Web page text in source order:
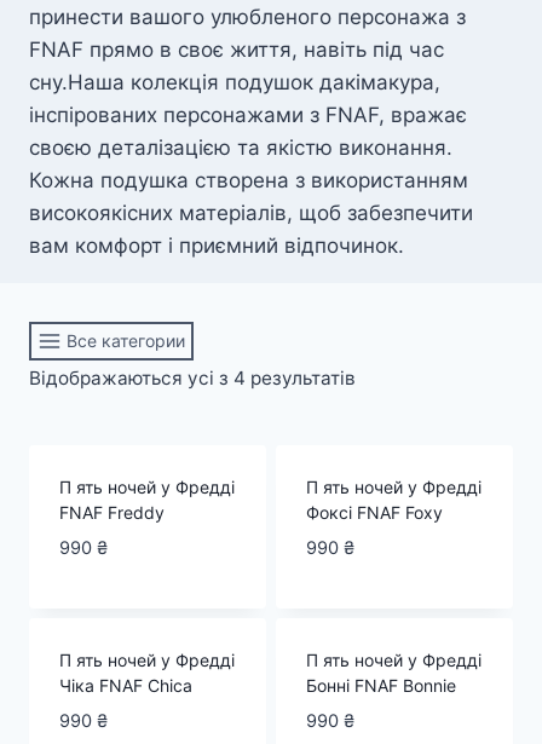
принести вашого улюбленого персонажа з
FNAF прямо в своє життя, навіть під час
сну.Наша колекція подушок дакімакура,
інспірованих персонажами з FNAF, вражає
своєю деталізацією та якістю виконання.
Кожна подушка створена з використанням
високоякісних матеріалів, щоб забезпечити
вам комфорт і приємний відпочинок.
Все категории
Відображаються усі з 4 результатів
П ять ночей у Фредді
FNAF Freddy
990 ₴
П ять ночей у Фредді
Фоксі FNAF Foxy
990 ₴
П ять ночей у Фредді
Чіка FNAF Chica
990 ₴
П ять ночей у Фредді
Бонні FNAF Bonnie
990 ₴